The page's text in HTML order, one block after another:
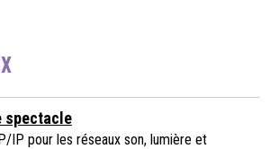
spectacle
IP pour les réseaux son, lumière et